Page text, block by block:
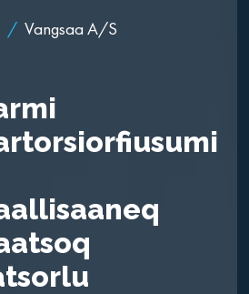
/ Vangsaa A/S